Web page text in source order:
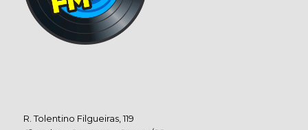
R. Tolentino Filgueiras, 119